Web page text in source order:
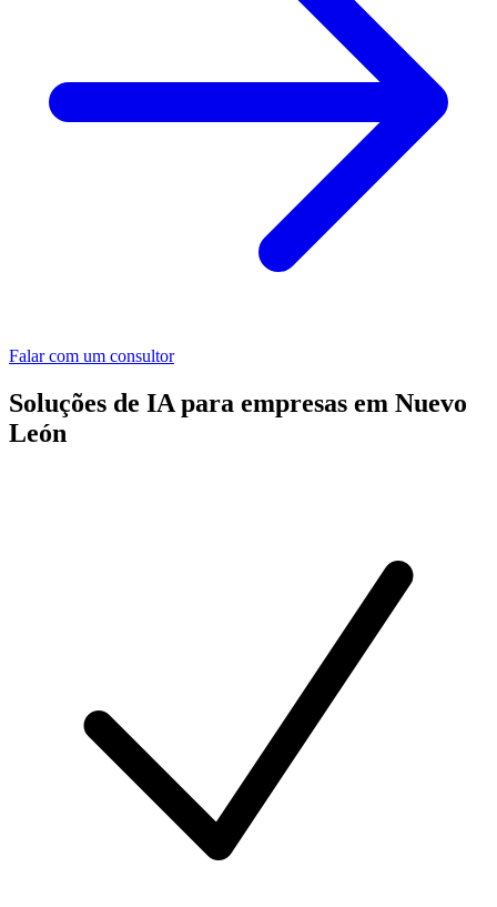
Falar com um consultor
Soluções de IA para empresas em Nuevo
León